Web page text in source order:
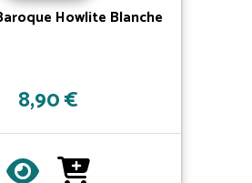
Howlite Blanche
8,90 €